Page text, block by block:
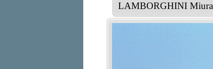
LAMBORGHINI Miura